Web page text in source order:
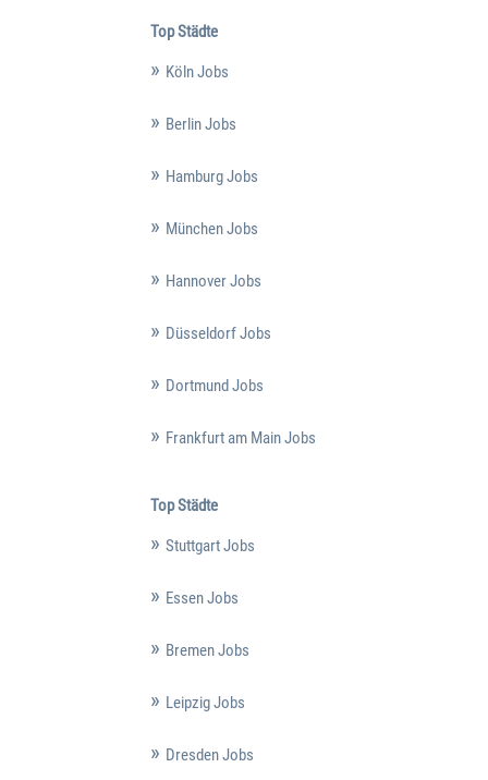
Top Städte
Köln Jobs
Berlin Jobs
Hamburg Jobs
München Jobs
Hannover Jobs
Düsseldorf Jobs
Dortmund Jobs
Frankfurt am Main Jobs
Top Städte
Stuttgart Jobs
Essen Jobs
Bremen Jobs
Leipzig Jobs
Dresden Jobs